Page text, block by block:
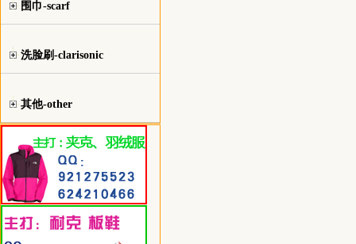
围巾-scarf
洗脸刷-clarisonic
其他-other